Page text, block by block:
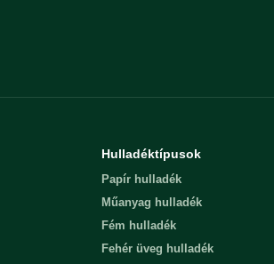
Hulladéktípusok
Papír hulladék
Műanyag hulladék
Fém hulladék
Fehér üveg hulladék